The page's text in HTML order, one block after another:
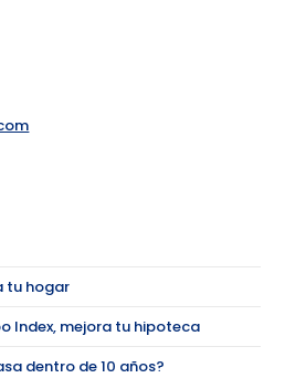
tu hogar
Index, mejora tu hipoteca
dentro de 10 años?